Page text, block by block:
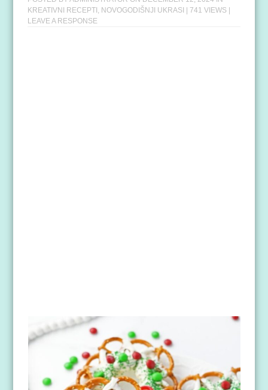
KREATIVNI RECEPTI
NOVOGODIŠNJI UKRASI
| 741 VIEWS |
LEAVE A RESPONSE